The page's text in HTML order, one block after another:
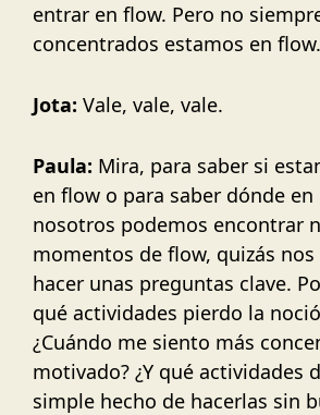
entrar en flow. Pero no
concentrados estamos en flow.
Jota: Vale, vale, vale.
Paula: Mira, para saber si
en flow o para saber dónde en
nosotros podemos encontrar
momentos de flow, quizás
hacer unas preguntas clave.
qué actividades pierdo la
¿Cuándo me siento más
motivado? ¿Y qué actividades
simple hecho de hacerlas sin